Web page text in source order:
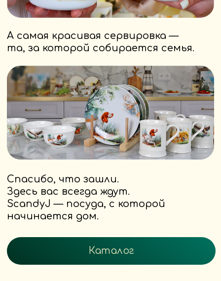
Эта коллекция родилась
из ностальгии по настоящему:
деревенскому утру, спокойствию,
которое не купишь,
и простоте, в которой — вся
“Моя Россия”
В каждом предмете — не просто
глина.
В каждом — любовь к корням,
исцеляет.
ScandyJ создаёт не тренды —
мы создаём предметы смысла.
Наши тарелки, чашки, блюда —
это приглашение замедлиться,
почувствовать, что
ты на своём месте.